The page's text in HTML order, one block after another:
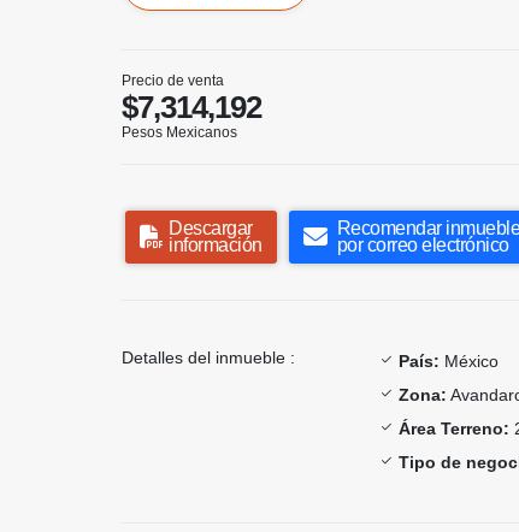
Precio de venta
$7,314,192
Pesos Mexicanos
Descargar
información
Recomendar inmueble
por correo electrónico
Detalles del inmueble : País: México
Zona:
Área Terreno:
Tipo de